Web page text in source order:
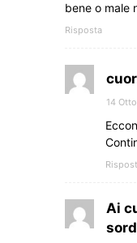
bene o male
Risposta
14
Ai